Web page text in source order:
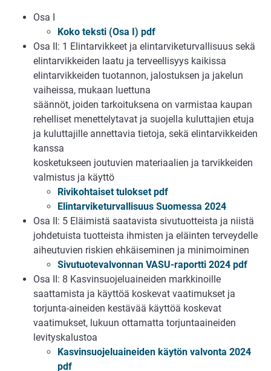
Osa I
Koko teksti (Osa I) pdf
Osa II: 1 Elintarvikkeet ja elintarviketurvallisuus sekä
elintarvikkeiden laatu ja terveellisyys kaikissa
elintarvikkeiden tuotannon, jalostuksen ja jakelun
vaiheissa, mukaan luettuna
säännöt, joiden tarkoituksena on varmistaa kaupan
rehelliset menettelytavat ja suojella kuluttajien etuja
ja kuluttajille annettavia tietoja, sekä elintarvikkeiden
kanssa
kosketukseen joutuvien materiaalien ja tarvikkeiden
valmistus ja käyttö
Rivikohtaiset tulokset pdf
Elintarviketurvallisuus Suomessa 2024
Osa II: 5 Eläimistä saatavista sivutuotteista ja niistä
johdetuista tuotteista ihmisten ja eläinten terveydelle
aiheutuvien riskien ehkäiseminen ja minimoiminen
Sivutuotevalvonnan VASU-raportti 2024 pdf
Osa II: 8 Kasvinsuojeluaineiden markkinoille
saattamista ja käyttöä koskevat vaatimukset ja
torjunta-aineiden kestävää käyttöä koskevat
vaatimukset, lukuun ottamatta torjuntaaineiden
levityskalustoa
Kasvinsuojeluaineiden käytön valvonta 2024
pdf